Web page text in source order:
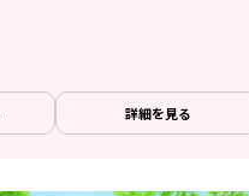
詳細を見る